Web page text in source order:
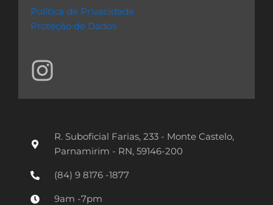
Política de Privacidade
Proteção de Dados
I
n
s
g
R. Suboficial Farias, 233 - Monte Castelo,
Parnamirim - RN, 59146-200
(84) 9 8176 -1877
9am -7pm